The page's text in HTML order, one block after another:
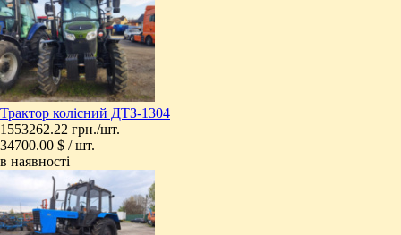
​Трактор колісний ДТЗ-1304
1553262.22 грн./шт.
34700.00 $ / шт.
в наявності